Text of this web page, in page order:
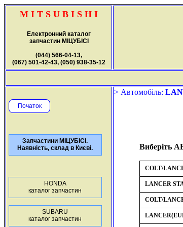
M I T S U B I S H I
Електронний каталог
запчастин МІЦУБІСІ
(044) 566-04-13,
(067) 501-42-43, (050) 938-35-12
Початок
Запчастини МІЦУБІСІ.
Наявність, склад в Києві.
HONDA
каталог запчастин
SUBARU
каталог запчастин
> Автомобіль:
Виберіть
COLT/
LANCER
COLT/